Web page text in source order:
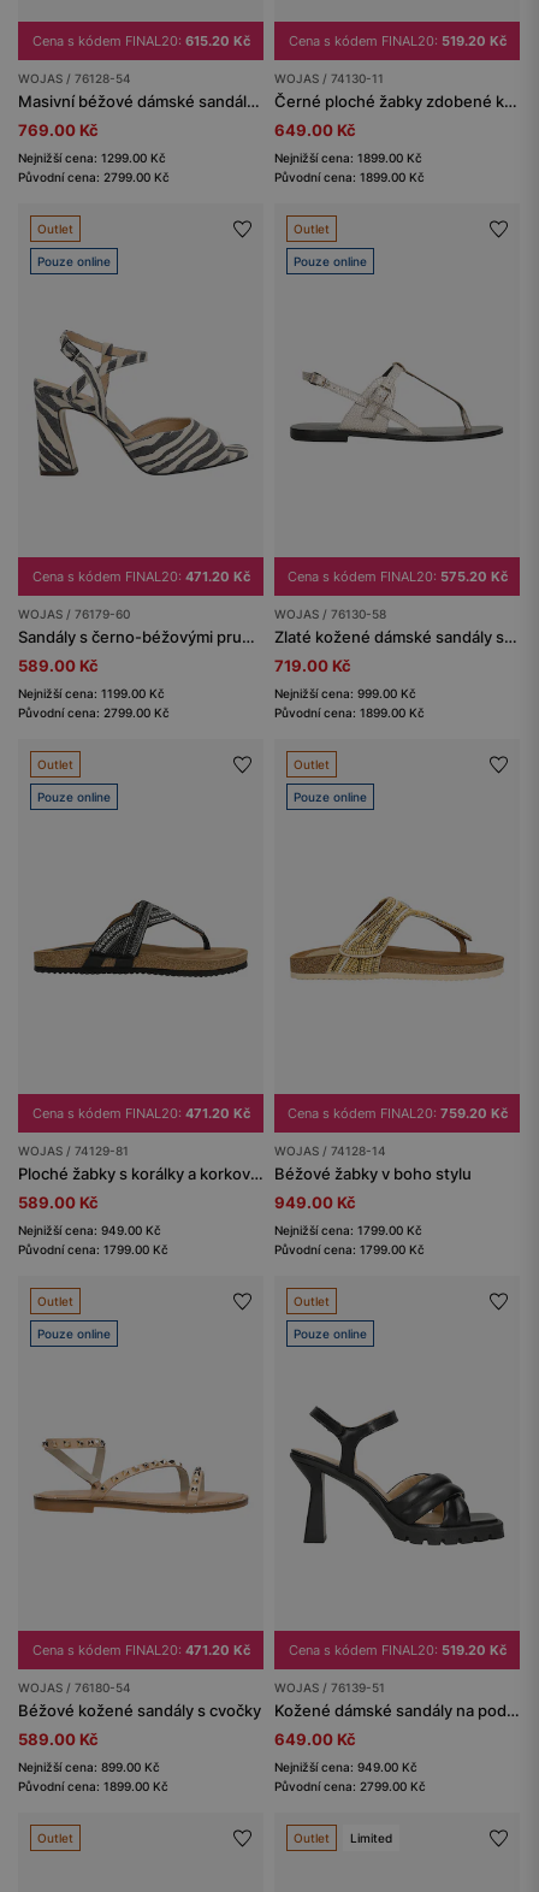
Cena s kódem FINAL20: 615.20 Kč
WOJAS / 76128-54
Masivní béžové dámské sandály z kůže
769.00 Kč
Nejnižší cena: 1299.00 Kč
Původní cena: 2799.00 Kč
Cena s kódem FINAL20: 519.20 Kč
WOJAS / 74130-11
Černé ploché žabky zdobené krystalky
649.00 Kč
Nejnižší cena: 1899.00 Kč
Původní cena: 1899.00 Kč
Outlet
Pouze online
Cena s kódem FINAL20: 471.20 Kč
WOJAS / 76179-60
Sandály s černo-béžovými pruhy na širokém podpatku
589.00 Kč
Nejnižší cena: 1199.00 Kč
Původní cena: 2799.00 Kč
Outlet
Pouze online
Cena s kódem FINAL20: 575.20 Kč
WOJAS / 76130-58
Zlaté kožené dámské sandály s černou podrážkou
719.00 Kč
Nejnižší cena: 999.00 Kč
Původní cena: 1899.00 Kč
Outlet
Pouze online
Cena s kódem FINAL20: 471.20 Kč
WOJAS / 74129-81
Ploché žabky s korálky a korkovou podrážkou
589.00 Kč
Nejnižší cena: 949.00 Kč
Původní cena: 1799.00 Kč
Outlet
Pouze online
Cena s kódem FINAL20: 759.20 Kč
WOJAS / 74128-14
Béžové žabky v boho stylu
949.00 Kč
Nejnižší cena: 1799.00 Kč
Původní cena: 1799.00 Kč
Outlet
Pouze online
Cena s kódem FINAL20: 471.20 Kč
WOJAS / 76180-54
Béžové kožené sandály s cvočky
589.00 Kč
Nejnižší cena: 899.00 Kč
Původní cena: 1899.00 Kč
Outlet
Pouze online
Cena s kódem FINAL20: 519.20 Kč
WOJAS / 76139-51
Kožené dámské sandály na podpatku v černé barvě
649.00 Kč
Nejnižší cena: 949.00 Kč
Původní cena: 2799.00 Kč
Outlet Outlet Limited